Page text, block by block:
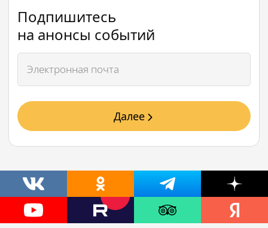
Подпишитесь
на анонсы событий
Далее